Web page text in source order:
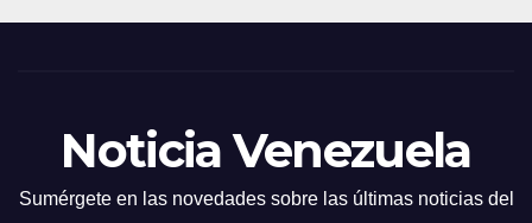
Noticia Venezuela
Sumérgete en las novedades sobre las últimas noticias del